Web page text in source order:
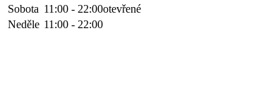
Sobota 11:00 - 22:00otevřené
Neděle 11:00 - 22:00